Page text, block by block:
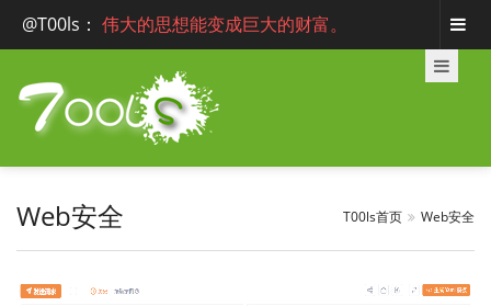
@T00ls ： 伟大的思想能变成巨大的财富。
Web安全 T00ls首页 Web安全